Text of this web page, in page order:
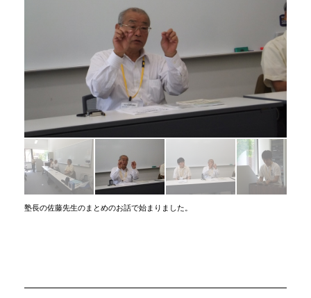
塾長の佐藤先生のまとめのお話で始まりました。